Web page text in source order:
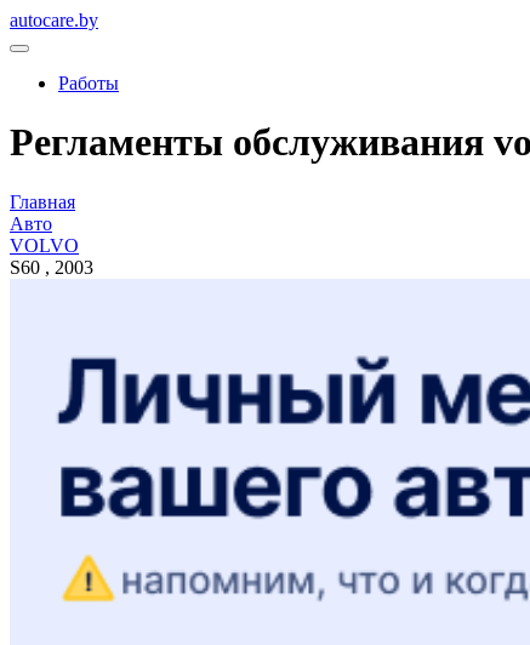
autocare.by
Работы
Регламенты обслуживания
Главная
Авто
VOLVO
S60 , 2003